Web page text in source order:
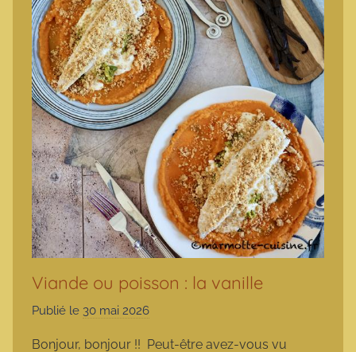
Viande ou poisson : la vanille
Publié le 30 mai 2026
Bonjour, bonjour !! Peut-être avez-vous vu